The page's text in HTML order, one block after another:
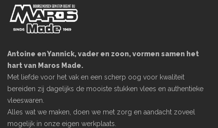
Antoine en Yannick, vader en zoon, vormen samen het
hart van Maros Made.
Met liefde voor het vak en een scherp oog voor kwaliteit
bereiden zij dagelijks de mooiste stukken vlees en authentieke
vleeswaren.
Alles wat we maken, doen we met zorg en aandacht zoveel
mogelijk in onze eigen werkplaats.